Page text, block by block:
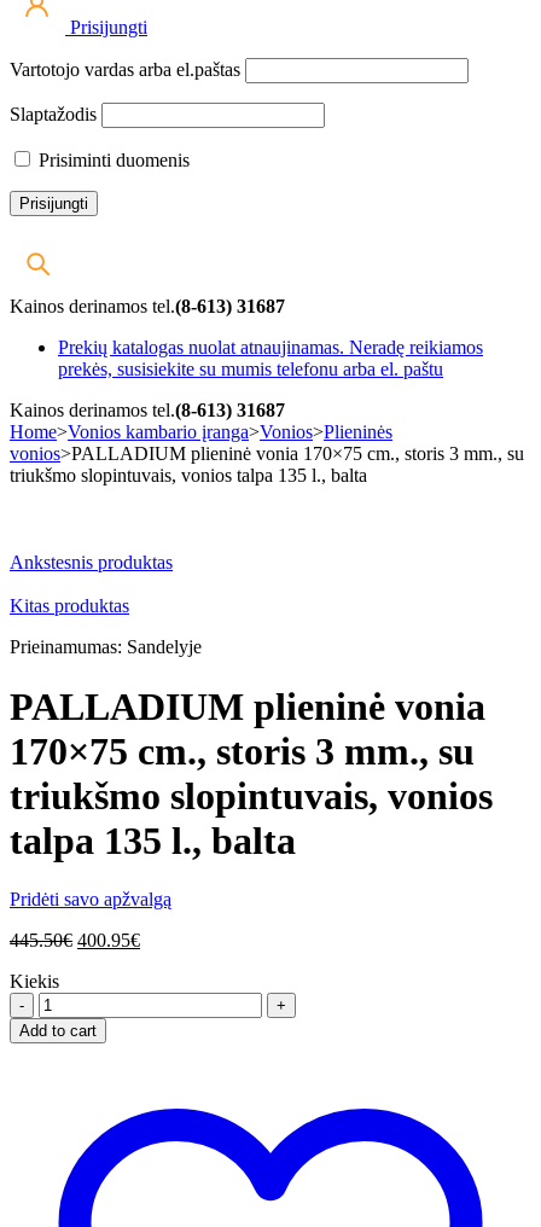
Prisijungti
Vartotojo vardas arba el.paštas
Slaptažodis
Prisiminti duomenis
Kainos derinamos tel.(8-613) 31687
Prekių katalogas nuolat atnaujinamas. Neradę reikiamos
prekės, susisiekite su mumis telefonu arba el. paštu
Kainos derinamos tel.(8-613) 31687
Home>Vonios kambario įranga>Vonios>Plieninės
vonios>PALLADIUM plieninė vonia 170×75 cm., storis 3 mm., su
triukšmo slopintuvais, vonios talpa 135 l., balta
Ankstesnis produktas
Kitas produktas
Prieinamumas: Sandelyje
PALLADIUM plieninė vonia
170×75 cm., storis 3 mm., su
triukšmo slopintuvais, vonios
talpa 135 l., balta
Pridėti savo apžvalgą
445.50€ 400.95€
Kiekis
PALLADIUM
plieninė
vonia
triukšmo
slopintuvais,
Add to cart